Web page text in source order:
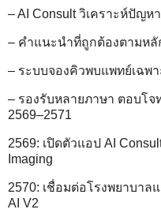
– AI Consult วิเคราะห์ปัญห
– คำแนะนำที่ถูกต้องตามหลั
– ระบบจองคิวพบแพทย์เฉพ
– รองรับหลายภาษา ตอบโจ
2569–2571
2569: เปิดตัวแอป AI
Imaging
2570: เชื่อมต่อโรงพยาบาล
AI V2